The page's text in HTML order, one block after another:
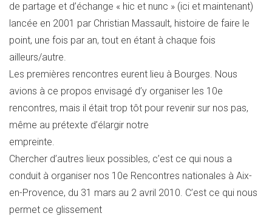
de partage et d’échange « hic et nunc » (ici et maintenant)
lancée en 2001 par Christian Massault, histoire de faire le
point, une fois par an, tout en étant à chaque fois
ailleurs/autre.
Les premières rencontres eurent lieu à Bourges. Nous
avions à ce propos envisagé d’y organiser les 10e
rencontres, mais il était trop tôt pour revenir sur nos pas,
même au prétexte d’élargir notre
empreinte.
Chercher d’autres lieux possibles, c’est ce qui nous a
conduit à organiser nos 10e Rencontres nationales à Aix-
en-Provence, du 31 mars au 2 avril 2010. C’est ce qui nous
permet ce glissement